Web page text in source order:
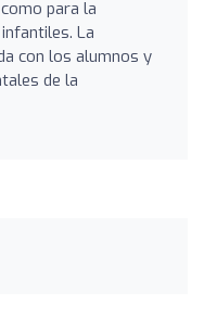
para la
La
con los alumnos y
de la